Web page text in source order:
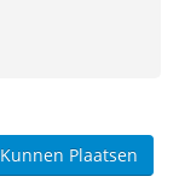
Plaatsen